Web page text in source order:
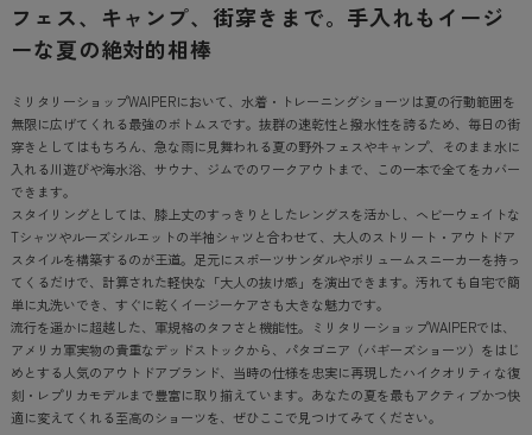
フェス、キャンプ、街穿きまで。手入れもイージ
ーな夏の絶対的相棒
ミリタリーショップWAIPERにおいて、水着・トレーニングショーツは夏の行動範囲を
無限に広げてくれる最強のボトムスです。抜群の速乾性と撥水性を誇るため、毎日の街
穿きとしてはもちろん、急な雨に見舞われる夏の野外フェスやキャンプ、そのまま水に
入れる川遊びや海水浴、サウナ、ジムでのワークアウトまで、この一本で全てをカバー
できます。
スタイリングとしては、膝上丈のすっきりとしたレングスを活かし、ヘビーウェイトな
Tシャツやルーズシルエットの半袖シャツと合わせて、大人のストリート・アウトドア
スタイルを構築するのが王道。足元にスポーツサンダルやボリュームスニーカーを持っ
てくるだけで、計算された軽快な「大人の抜け感」を演出できます。汚れても自宅で簡
単に丸洗いでき、すぐに乾くイージーケアさも大きな魅力です。
流行を遥かに超越した、軍規格のタフさと機能性。ミリタリーショップWAIPERでは、
アメリカ軍実物の貴重なデッドストックから、パタゴニア（バギーズショーツ）をはじ
めとする人気のアウトドアブランド、当時の仕様を忠実に再現したハイクオリティな復
刻・レプリカモデルまで豊富に取り揃えています。あなたの夏を最もアクティブかつ快
適に変えてくれる至高のショーツを、ぜひここで見つけてみてください。